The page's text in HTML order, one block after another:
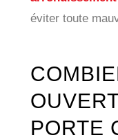
éviter toute
PORTE